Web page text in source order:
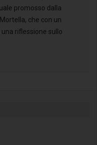
promosso dalla
che con un
riflessione sullo